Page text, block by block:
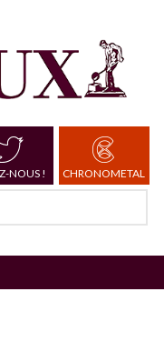
NOUS ! CHRONOMETAL